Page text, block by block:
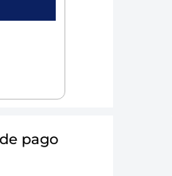
pago